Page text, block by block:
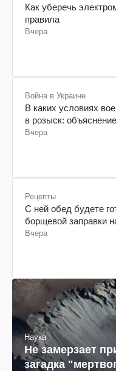
Как уберечь
правила
Вчера
Война в Украине
В каких условиях
в розыск:
Вчера
Рецепты
С ней обед будете
борщевой заправки
Вчера
Наука
Не замерзает
загадка